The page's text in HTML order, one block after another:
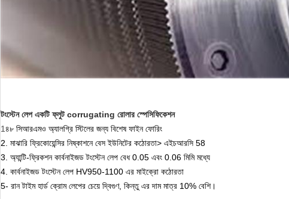
টংস্টেন লেপ একটি ফ্লুট corrugating রোলার স্পেসিফিকেশন
1৪৮ সিআরএমও অ্যালগ্রি স্টিলের জন্য বিশেষ ফাইন ফোরিং
2. মাঝারি ফ্রিকোয়েন্সির নিষ্কাশনে বেস ইউনিটের কঠোরতা> এইচআরসি 58
3. অ্যান্টি-ফ্রিকশন কার্বনাইজড টংস্টেন লেপ বেধ 0.05 এবং 0.06 মিমি মধ্যে
4. কার্বনাইজড টংস্টেন লেপ HV950-1100 এর মাইক্রো কঠোরতা
5- রান টাইম হার্ড ক্রোম লেপের চেয়ে দ্বিগুণ, কিন্তু এর দাম মাত্র 10% বেশি।